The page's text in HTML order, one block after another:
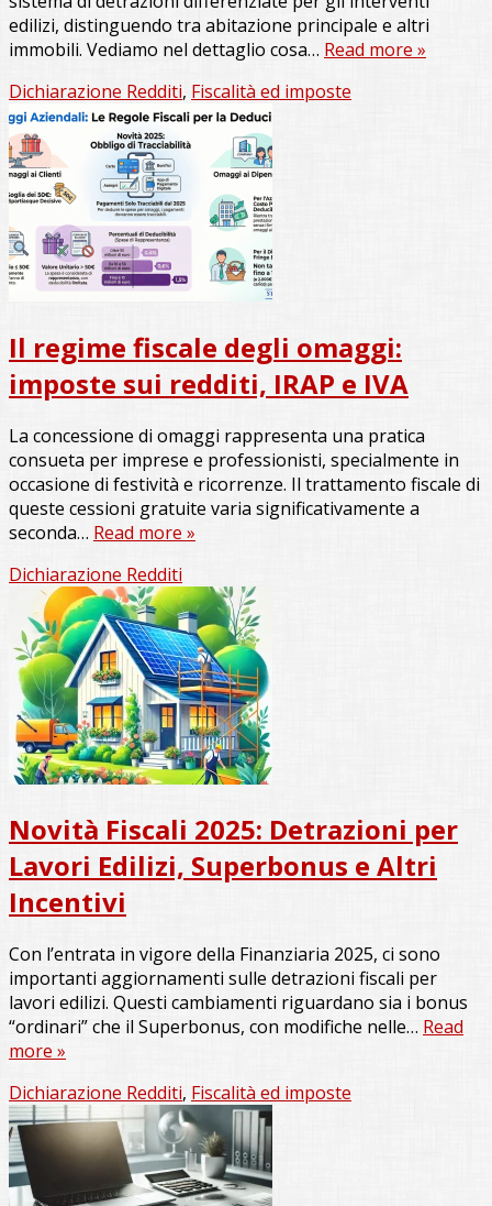
edilizi, distinguendo tra abitazione principale e altri
immobili. Vediamo nel dettaglio cosa… Read more »
Dichiarazione Redditi, Fiscalità ed imposte
Il regime fiscale degli omaggi:
imposte sui redditi, IRAP e IVA
La concessione di omaggi rappresenta una pratica
consueta per imprese e professionisti, specialmente in
occasione di festività e ricorrenze. Il trattamento fiscale di
queste cessioni gratuite varia significativamente a
seconda… Read more »
Dichiarazione Redditi
Novità Fiscali 2025: Detrazioni per
Lavori Edilizi, Superbonus e Altri
Incentivi
Con l’entrata in vigore della Finanziaria 2025, ci sono
importanti aggiornamenti sulle detrazioni fiscali per
lavori edilizi. Questi cambiamenti riguardano sia i bonus
“ordinari” che il Superbonus, con modifiche nelle… Read
more »
Dichiarazione Redditi, Fiscalità ed imposte